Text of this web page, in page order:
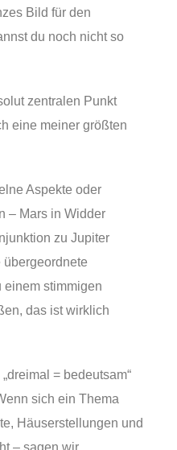
Bild für den
du noch nicht so
zentralen Punkt
eine meiner größten
Aspekte oder
– Mars in Widder
zu Jupiter
übergeordnete
einem stimmigen
das ist wirklich
= bedeutsam“
sich ein Thema
Häuserstellungen und
– sagen wir,